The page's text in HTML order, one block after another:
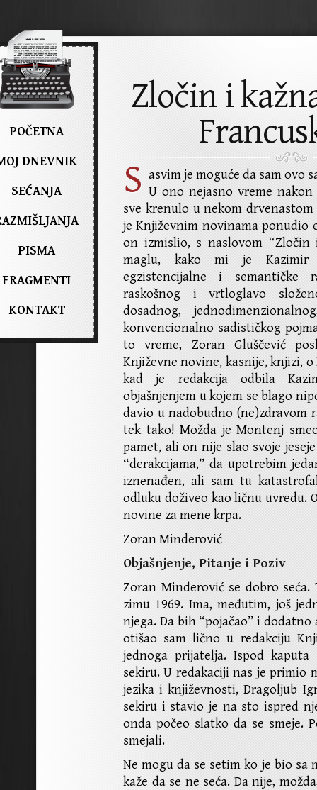
POČETNA
DNEVNIK
SEĆANJA
PISMA
FRAGMENTI
KONTAKT
Zločin i
S asvim je moguće da sam ovo
U ono nejasno vreme
sve krenulo u nekom
je Književnim novinama ponudio
on izmislio, s naslovom “Zločin
maglu, kako mi je Kazimir
egzistencijalne i semantičke
raskošnog i vrtloglavo
dosadnog,
konvencionalno sadističkog
to vreme, Zoran Gluščević
Književne novine, kasnije, knjizi,
kad je redakcija odbila
objašnjenjem u kojem se blago
davio u nadobudno (ne)zdravom
tek tako! Možda je Montenj
pamet, ali on nije slao svoje
“derakcijama,” da upotrebim
iznenađen, ali sam tu
odluku doživeo kao ličnu uvredu.
novine za mene krpa.
Zoran Minderović
Objašnjenje, Pitanje i Poziv
Zoran Minderović se dobro seća.
zimu 1969. Ima, međutim, još
njega. Da bih “pojačao” i
otišao sam lično u redakciju
jednoga prijatelja. Ispod
sekiru. U redakaciji nas je primio
jezika i književnosti, Dragoljub
sekiru i stavio je na sto ispred
onda počeo slatko da se smeje.
smejali.
Ne mogu da se setim ko je bio sa
kaže da se ne seća. Da nije,